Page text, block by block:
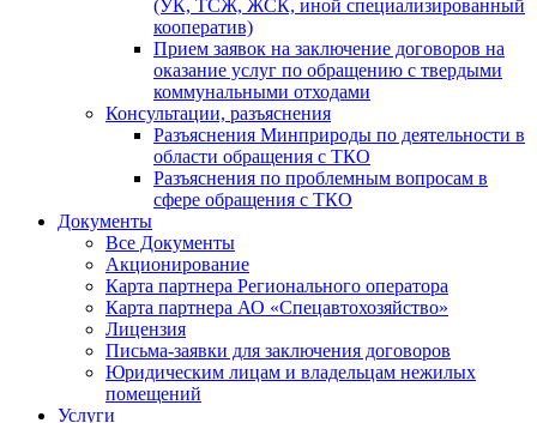
(УК, ТСЖ, ЖСК, иной специализированный
кооператив)
Прием заявок на заключение договоров на
оказание услуг по обращению с твердыми
коммунальными отходами
Консультации, разъяснения
Разъяснения Минприроды по деятельности в
области обращения с ТКО
Разъяснения по проблемным вопросам в
сфере обращения с ТКО
Документы
Все Документы
Акционирование
Карта партнера Регионального оператора
Карта партнера АО «Спецавтохозяйство»
Лицензия
Письма-заявки для заключения договоров
Юридическим лицам и владельцам нежилых
помещений
Услуги